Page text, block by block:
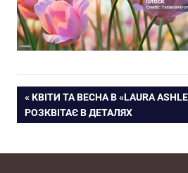
Навигация
ПРЕДЫДУЩАЯ
ЗАПИСЬ:
КВІТИ ТА ВЕСНА В «LAURA
РОЗКВІТАЄ В ДЕТАЛЯХ